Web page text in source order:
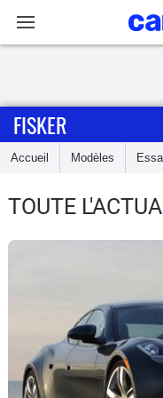
Accueil
Essais
Electriques
Utilitaires
FISKER
Accueil Modèles
TOUTE